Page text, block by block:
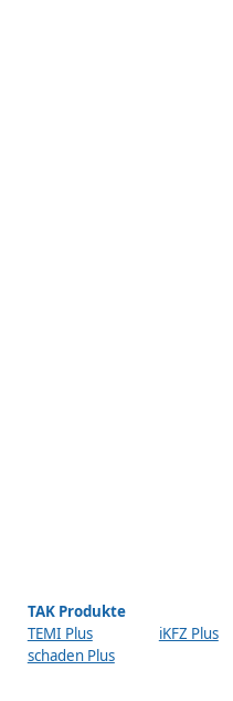
TAK Produkte
TEMI Plus
schaden Plus
iKFZ Plus